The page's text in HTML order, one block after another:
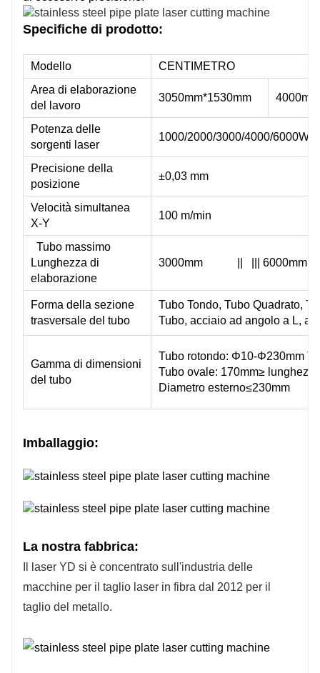
Specifiche di prodotto:
Modello
CENTIMETRO
Area di elaborazione
del lavoro
3050mm*1530mm
Potenza delle
sorgenti laser
1000/2000/3000/4000/6000W
Precisione della
posizione
±0,03 mm
Velocità simultanea
X-Y
100 m/min
Tubo massimo
Lunghezza di
elaborazione
3000mm || ||| 6000mm
Forma della sezione
trasversale del tubo
Tubo Tondo, Tubo Quadrato,
Tubo, acciaio ad angolo a L,
Gamma di dimensioni
del tubo
Tubo rotondo: Φ10-Φ230mm
Tubo ovale: 170mm≥
Diametro esterno≤230mm
Imballaggio:
La nostra fabbrica:
Il laser YD si è concentrato sull'industria delle
macchine per il taglio laser in fibra dal 2012 per il
taglio del metallo.
SMC/Germania AVENTICS
SMC
SMC
G, DXF, DWG, PLT, ENG
G, DXF, DWG, PLT, ENG